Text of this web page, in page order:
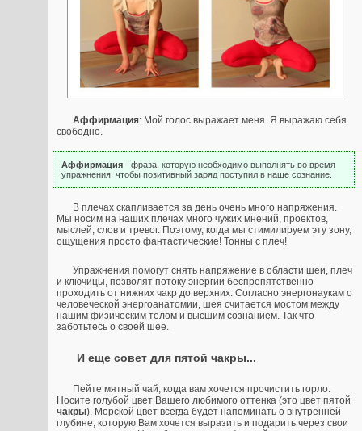
Аффирмация: Мой голос выражает меня. Я выражаю себя
свободно.
Аффирмация - фраза, которую необходимо выполнять во время
упражнения, чтобы позитивный заряд поступил в наше сознание.
В плечах скапливается за день очень много напряжения.
Мы носим на наших плечах много чужих мнений, проектов,
мыслей, слов и тревог. Поэтому, когда мы стимилируем эту зону,
ощущения просто фантастические! Тонны с плеч!
Упражнения помогут снять напряжение в области шеи, плеч
и ключицы, позволят потоку энергии беспрепятственно
проходить от нижних чакр до верхних. Согласно энергонаукам о
человеческой энергоанатомии, шея считается мостом между
нашим физическим телом и высшим сознанием. Так что
заботьтесь о своей шее.
И еще совет для пятой чакры...
Пейте мятный чай, когда вам хочется прочистить горло.
Носите голубой цвет Вашего любимого оттенка (это цвет пятой
чакры). Морской цвет всегда будет напоминать о внутренней
глубине, которую Вам хочется выразить и подарить через свои